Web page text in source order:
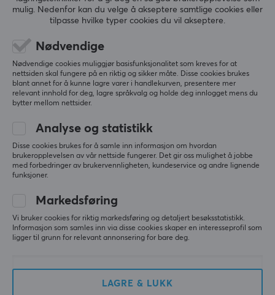
Trådløs Gamingmus -
Oransje (DEMO)
(0)
1399 kr (1890 kr)
Nordic ISO (DEMO)
399 kr (549 kr)
SPAR
X2 Medium Wired
Spillmus - Hvit (DEMO)
Musematte - FX Key-83 -
XSOFT - XXL - Svart
mulig. Nedenfor kan du velge å akseptere samtlige cookies eller
tilpasse hvilke typer cookies du vil akseptere.
Nødvendige
Nødvendige cookies muliggjør basisfunksjonalitet som kreves for at
nettsiden skal fungere på en riktig og sikker måte. Disse cookies brukes
blant annet for å kunne lagre varer i handlekurven, presentere mer
relevant innhold for deg, lagre språkvalg og holde deg innlogget mens du
bytter mellom nettsider.
Analyse og statistikk
Disse cookies brukes for å samle inn informasjon om hvordan
brukeropplevelsen av vår nettside fungerer. Det gir oss mulighet å jobbe
med forbedringer av brukervennligheten, kundeservice og andre lignende
funksjoner.
Markedsføring
Vi bruker cookies for riktig markedsføring og detaljert besøksstatistikk.
Informasjon som samles inn via disse cookies skaper en interesseprofil som
ligger til grunn for relevant annonsering for bare deg.
LAGRE & LUKK